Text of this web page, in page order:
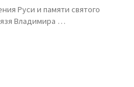
Руси и памяти святого
Владимира …